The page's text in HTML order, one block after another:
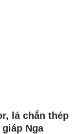
lá chắn thép
Nga